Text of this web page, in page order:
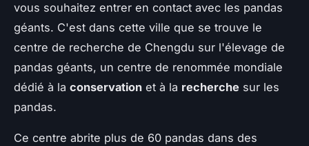
vous souhaitez entrer en contact avec les pandas
géants. C'est dans cette ville que se trouve le
centre de recherche de Chengdu sur l'élevage de
pandas géants, un centre de renommée mondiale
dédié à la conservation et à la recherche sur les
pandas.
Ce centre abrite plus de 60 pandas dans des